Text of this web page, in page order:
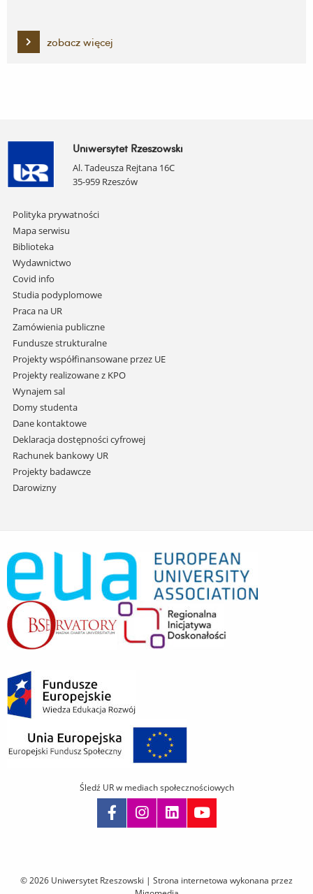
zobacz więcej
Uniwersytet Rzeszowski
Al. Tadeusza Rejtana 16C
35-959 Rzeszów
Pomiń
nawigację
i
przejdź
do
treści
Polityka prywatności
Mapa serwisu
Biblioteka
Wydawnictwo
Covid info
Studia podyplomowe
Praca na UR
Zamówienia publiczne
Fundusze strukturalne
Projekty współfinansowane przez UE
Projekty realizowane z KPO
Wynajem sal
Domy studenta
Dane kontaktowe
Deklaracja dostępności cyfrowej
Rachunek bankowy UR
Projekty badawcze
Darowizny
© 2026 Uniwersytet Rzeszowski | Strona internetowa wykonana przez
Śledź UR w mediach społecznościowych
i
przejdź